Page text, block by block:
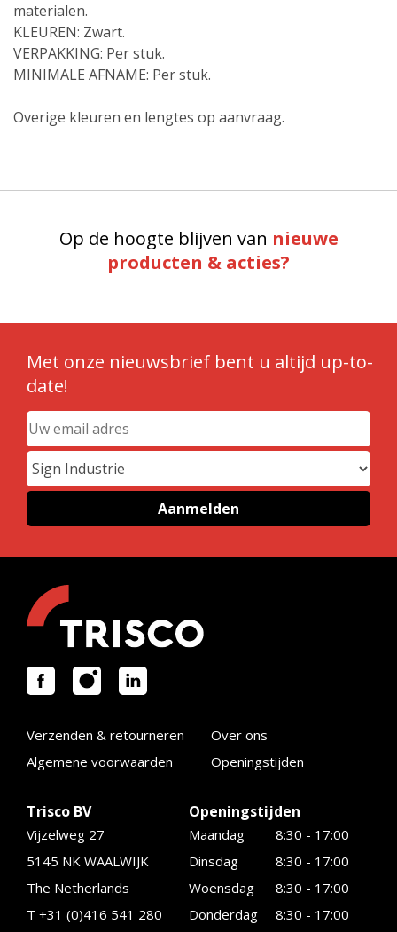
materialen.
KLEUREN: Zwart.
VERPAKKING: Per stuk.
MINIMALE AFNAME: Per stuk.
Overige kleuren en lengtes op aanvraag.
Op de hoogte blijven van nieuwe
producten & acties?
Met onze nieuwsbrief bent u altijd up-to-
date!
Verzenden & retourneren
Algemene voorwaarden
Over ons
Openingstijden
Trisco BV
Vijzelweg 27
5145 NK WAALWIJK
The Netherlands
T +31 (0)416 541 280
Openingstijden
Maandag
8:30 - 17:00
Dinsdag
8:30 - 17:00
Woensdag
8:30 - 17:00
Donderdag
8:30 - 17:00